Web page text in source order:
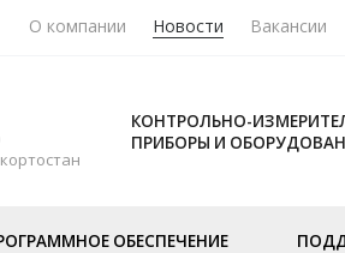
О компании Новости Вакансии
КОНТРОЛЬНО-
ПРИБОРЫ И
ОБЕСПЕЧЕНИЕ